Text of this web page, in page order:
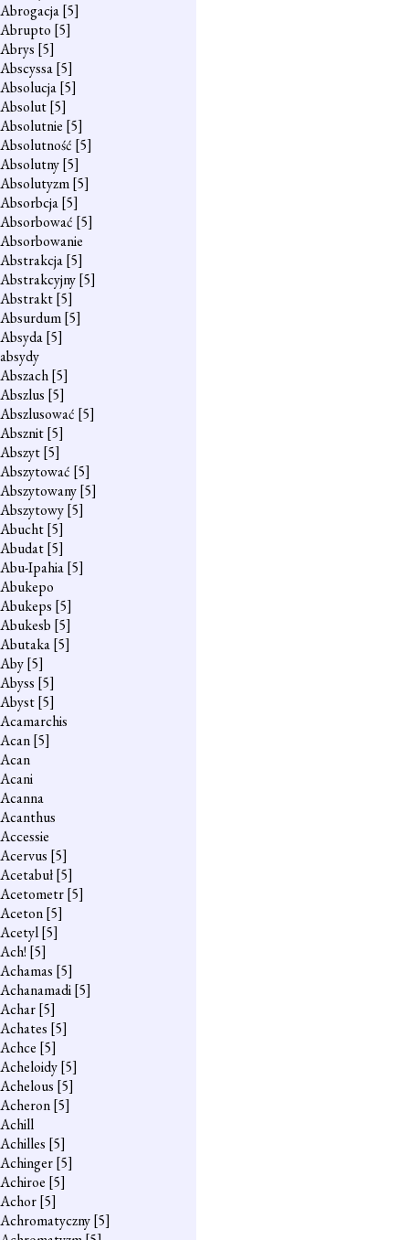
Abrogacja[5]
Abrupto [5]
Abrys [5]
Abscyssa[5]
Absolucja[5]
Absolut[5]
Absolutnie [5]
Absolutność [5]
Absolutny[5]
Absolutyzm[5]
Absorbcja[5]
Absorbować [5]
Absorbowanie
Abstrakcja[5]
Abstrakcyjny[5]
Abstrakt[5]
Absurdum[5]
Absyda[5]
absydy
Abszach[5]
Abszlus [5]
Abszlusować [5]
Absznit[5]
Abszyt[5]
Abszytować [5]
Abszytowany[5]
Abszytowy[5]
Abucht[5]
Abudat[5]
Abu-Ipahia[5]
Abukepo
Abukeps [5]
Abukesb [5]
Abutaka[5]
Aby[5]
Abyss [5]
Abyst[5]
Acamarchis
Acan[5]
Acan
Acani
Acanna
Acanthus
Accessie
Acervus [5]
Acetabuł[5]
Acetometr[5]
Aceton[5]
Acetyl[5]
Ach! [5]
Achamas [5]
Achanamadi[5]
Achar[5]
Achates [5]
Achce [5]
Acheloidy[5]
Achelous [5]
Acheron[5]
Achill
Achilles [5]
Achinger[5]
Achiroe [5]
Achor[5]
Achromatyczny[5]